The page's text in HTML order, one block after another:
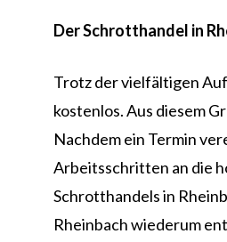
Der Schrotthandel in
Trotz der vielfältigen
kostenlos. Aus diesem
Nachdem ein Termin
Arbeitsschritten an die
Schrotthandels in
Rheinbach wiederum